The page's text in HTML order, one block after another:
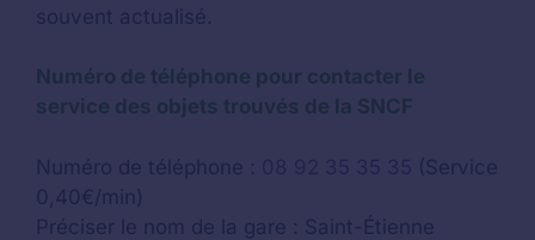
souvent actualisé.
Numéro de téléphone pour contacter le
service des objets trouvés de la SNCF
Numéro de téléphone :
(Service
0,40€/min)
Préciser le nom de la gare : Saint-Étienne